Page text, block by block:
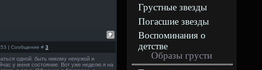
| Сообщение # 3
одной. быть никому ненужой и
у меня состояние. Вот уже неделю я на
Грустные звезды
Погасшие звезды
Воспоминания о
детстве
Образы грусти